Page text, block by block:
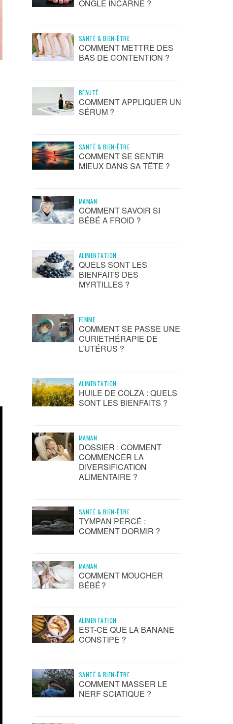
ONGLE INCARNÉ ?
SANTÉ & BIEN-ÊTRE
COMMENT METTRE DES
BAS DE CONTENTION ?
BEAUTÉ
COMMENT APPLIQUER UN
SÉRUM ?
SANTÉ & BIEN-ÊTRE
COMMENT SE SENTIR
MIEUX DANS SA TÊTE ?
MAMAN
COMMENT SAVOIR SI
BÉBÉ A FROID ?
ALIMENTATION
QUELS SONT LES
BIENFAITS DES
MYRTILLES ?
FEMME
COMMENT SE PASSE UNE
CURIETHÉRAPIE DE
L’UTÉRUS ?
ALIMENTATION
HUILE DE COLZA : QUELS
SONT LES BIENFAITS ?
MAMAN
DOSSIER : COMMENT
COMMENCER LA
DIVERSIFICATION
ALIMENTAIRE ?
SANTÉ & BIEN-ÊTRE
TYMPAN PERCÉ :
COMMENT DORMIR ?
MAMAN
COMMENT MOUCHER
BÉBÉ ?
ALIMENTATION
EST-CE QUE LA BANANE
CONSTIPE ?
SANTÉ & BIEN-ÊTRE
COMMENT MASSER LE
NERF SCIATIQUE ?